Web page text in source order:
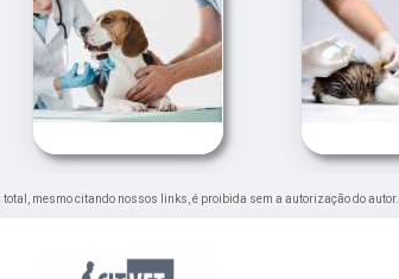
total, mesmo citando nossos links, é proibida sem a autorização do